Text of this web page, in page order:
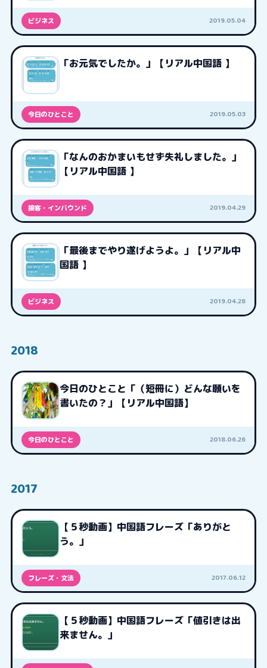
ビジネス 2019.05.04
「お元気でしたか。」【リアル中国語 】
今日のひとこと 2019.05.03
「なんのおかまいもせず失礼しました。」
【リアル中国語 】
接客・インバウンド 2019.04.29
「最後までやり遂げようよ。」【リアル中
国語 】
ビジネス 2019.04.28
2018
今日のひとこと「（短冊に）どんな願いを
書いたの？」【リアル中国語】
今日のひとこと 2018.06.26
2017
【５秒動画】中国語フレーズ「ありがと
う。」
フレーズ・文法 2017.06.12
【５秒動画】中国語フレーズ「値引きは出
来ません。」